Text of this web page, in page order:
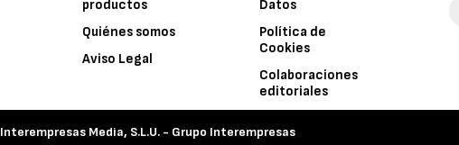
productos
Quiénes somos
Aviso Legal
Datos
Política de
Cookies
Colaboraciones
editoriales
Interempresas Media, S.L.U. - Grupo Interempresas